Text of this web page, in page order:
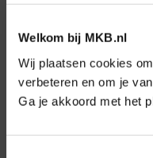
Welkom bij MKB.nl
Wij plaatsen cookies
verbeteren en om je
Ga je akkoord met het
Schrijf je in
Direct naar
Over ons